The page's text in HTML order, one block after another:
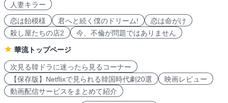
人妻キラー
恋は飴模様
君へと続く僕のドリーム!
恋は命がけ
殺し屋たちの店2
今、不倫が問題ではありません
華流トップページ
次見る韓ドラに迷ったら見るコーナー
【保存版】Netflixで見られる韓国時代劇20選
映画レビュー
動画配信サービスをまとめて紹介